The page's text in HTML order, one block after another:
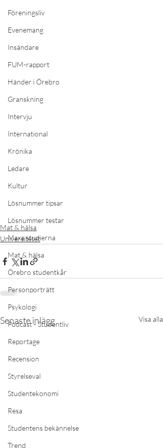
Föreningsliv
Evenemang
Insändare
FUM-rapport
Händer i Örebro
Granskning
Intervju
International
Krönika
Ledare
Kultur
Lösnummer tipsar
Lösnummer testar
Maxa studierna
Mat & hälsa
Örebro studentkår
Personporträtt
Psykologi
Podcast - Studentliv
Reportage
Recension
Styrelseval
Studentekonomi
Resa
Studentens bekännelse
Trend
Mat & hälsa
Universitetet
Senaste inlägg Visa alla